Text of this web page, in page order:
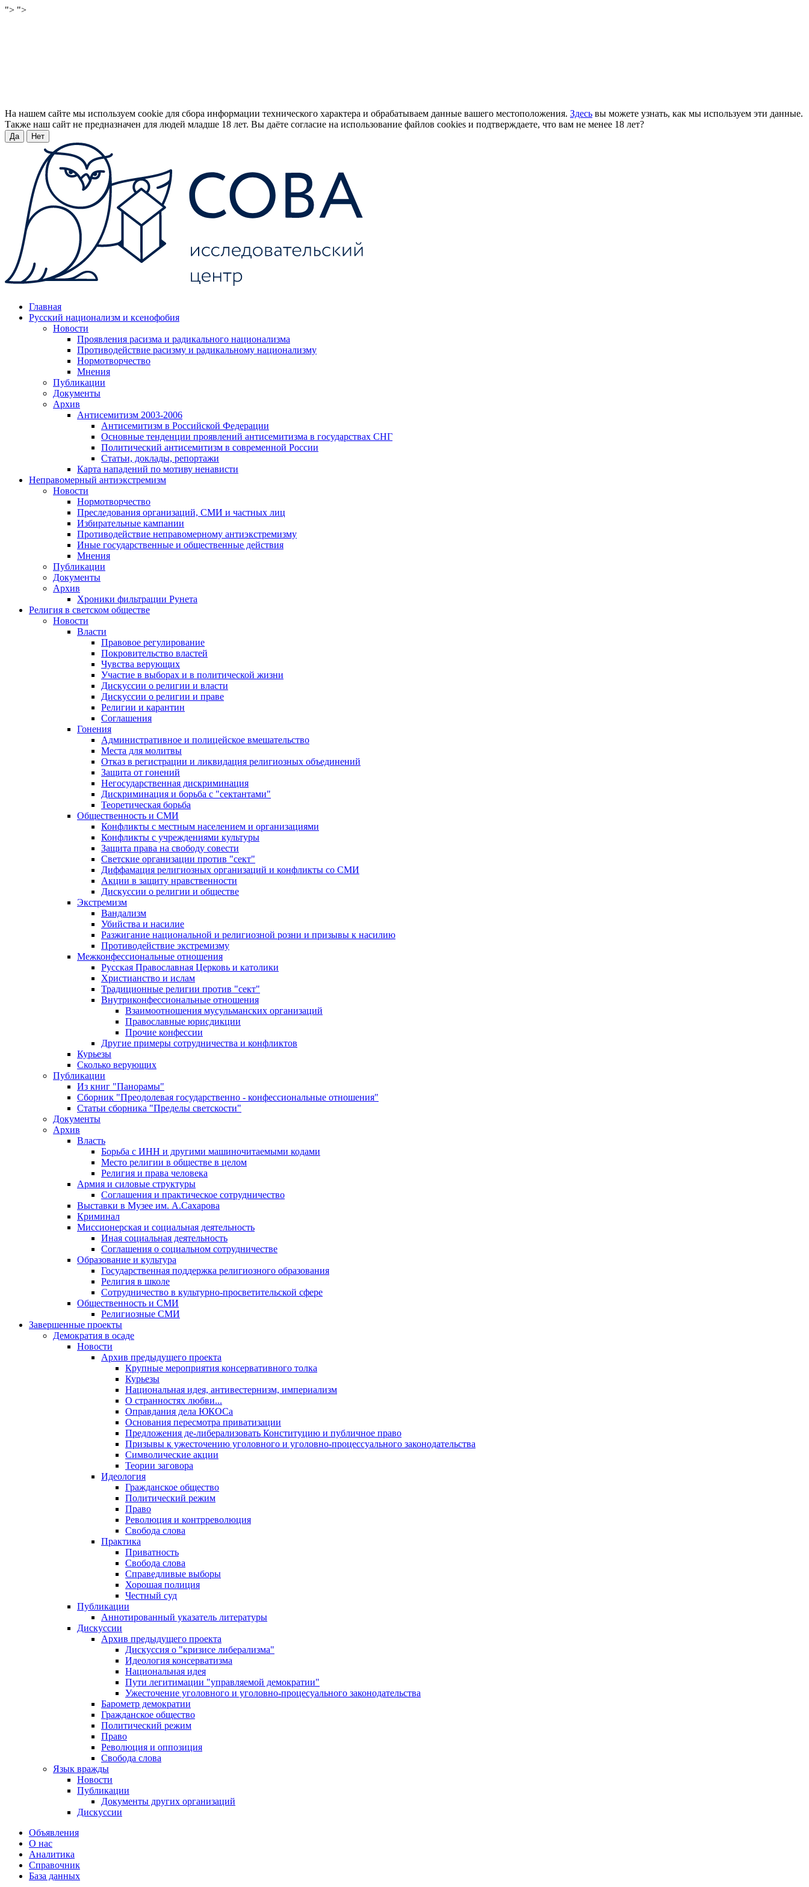
"> ">
На нашем сайте мы используем cookie для сбора информации технического характера и обрабатываем данные вашего местоположения. Здесь вы можете узнать, как мы используем эти данные.
Также наш сайт не предназначен для людей младше 18 лет. Вы даёте согласие на использование файлов cookies и подтверждаете, что вам не менее 18 лет?
Да Нет
Главная
Русский национализм и ксенофобия
Новости
Проявления расизма и радикального национализма
Противодействие расизму и радикальному национализму
Нормотворчество
Мнения
Публикации
Документы
Архив
Антисемитизм 2003-2006
Антисемитизм в Российской Федерации
Основные тенденции проявлений антисемитизма в государствах СНГ
Политический антисемитизм в современной России
Статьи, доклады, репортажи
Карта нападений по мотиву ненависти
Неправомерный антиэкстремизм
Новости
Нормотворчество
Преследования организаций, СМИ и частных лиц
Избирательные кампании
Противодействие неправомерному антиэкстремизму
Иные государственные и общественные действия
Мнения
Публикации
Документы
Архив
Хроники фильтрации Рунета
Религия в светском обществе
Новости
Власти
Правовое регулирование
Покровительство властей
Чувства верующих
Участие в выборах и в политической жизни
Дискуссии о религии и власти
Дискуссии о религии и праве
Религии и карантин
Соглашения
Гонения
Административное и полицейское вмешательство
Места для молитвы
Отказ в регистрации и ликвидация религиозных объединений
Защита от гонений
Негосударственная дискриминация
Дискриминация и борьба с "сектантами"
Теоретическая борьба
Общественность и СМИ
Конфликты с местным населением и организациями
Конфликты с учреждениями культуры
Защита права на свободу совести
Светские организации против "сект"
Диффамация религиозных организаций и конфликты со СМИ
Акции в защиту нравственности
Дискуссии о религии и обществе
Экстремизм
Вандализм
Убийства и насилие
Разжигание национальной и религиозной розни и призывы к насилию
Противодействие экстремизму
Межконфессиональные отношения
Русская Православная Церковь и католики
Христианство и ислам
Традиционные религии против "сект"
Внутриконфессиональные отношения
Взаимоотношения мусульманских организаций
Православные юрисдикции
Прочие конфессии
Другие примеры сотрудничества и конфликтов
Курьезы
Сколько верующих
Публикации
Из книг "Панорамы"
Сборник "Преодолевая государственно - конфессиональные отношения"
Статьи сборника "Пределы светскости"
Документы
Архив
Власть
Борьба с ИНН и другими машиночитаемыми кодами
Место религии в обществе в целом
Религия и права человека
Армия и силовые структуры
Соглашения и практическое сотрудничество
Выставки в Музее им. А.Сахарова
Криминал
Миссионерская и социальная деятельность
Иная социальная деятельность
Соглашения о социальном сотрудничестве
Образование и культура
Государственная поддержка религиозного образования
Религия в школе
Сотрудничество в культурно-просветительской сфере
Общественность и СМИ
Религиозные СМИ
Завершенные проекты
Демократия в осаде
Новости
Архив предыдущего проекта
Крупные мероприятия консервативного толка
Курьезы
Национальная идея, антивестернизм, империализм
О странностях любви...
Оправдания дела ЮКОСа
Основания пересмотра приватизации
Предложения де-либерализовать Конституцию и публичное право
Призывы к ужесточению уголовного и уголовно-процессуального законодательства
Символические акции
Теории заговора
Идеология
Гражданское общество
Политический режим
Право
Революция и контрреволюция
Свобода слова
Практика
Приватность
Свобода слова
Справедливые выборы
Хорошая полиция
Честный суд
Публикации
Аннотированный указатель литературы
Дискуссии
Архив предыдущего проекта
Дискуссия о "кризисе либерализма"
Идеология консерватизма
Национальная идея
Пути легитимации "управляемой демократии"
Ужесточение уголовного и уголовно-процесуального законодательства
Барометр демократии
Гражданское общество
Политический режим
Право
Революция и оппозиция
Свобода слова
Язык вражды
Новости
Публикации
Документы других организаций
Дискуссии
Объявления
О нас
Аналитика
Справочник
База данных